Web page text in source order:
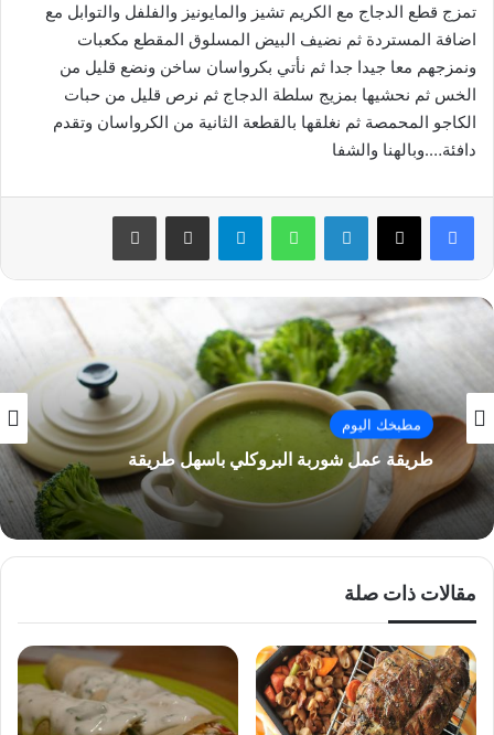
تمزج قطع الدجاج مع الكريم تشيز والمايونيز والفلفل والتوابل مع
اضافة المستردة ثم نضيف البيض المسلوق المقطع مكعبات
ونمزجهم معا جيدا جدا ثم نأتي بكرواسان ساخن ونضع قليل من
الخس ثم نحشيها بمزيج سلطة الدجاج ثم نرص قليل من حبات
الكاجو المحمصة ثم نغلقها بالقطعة الثانية من الكرواسان وتقدم
دافئة….وبالهنا والشفا
فيسبوك لينكدإن واتساب
مطبخك اليوم
طريقة عمل شوربة البروكلي باسهل طريقة
مقالات ذات صلة